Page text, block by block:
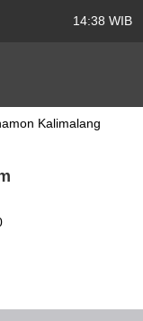
14:38 WIB
Kalimalang